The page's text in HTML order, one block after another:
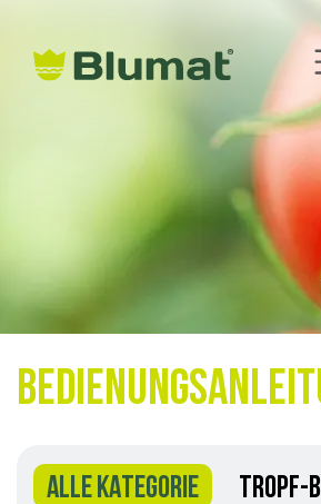
ALLE KATEGORIE
TROPF-